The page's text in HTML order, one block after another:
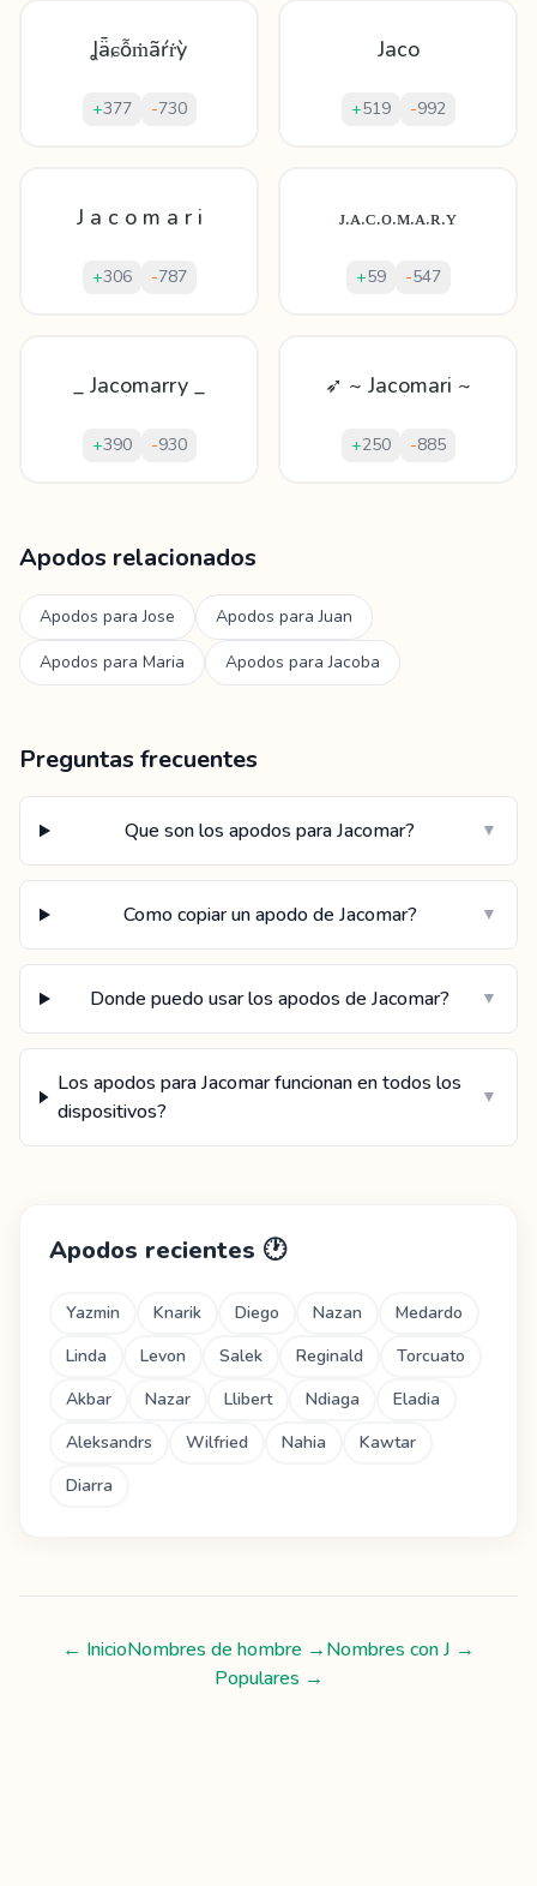
Ʝǟɕỗṁãŕṙỳ
+377 -730
Jaco
+519 -992
J a c o m a r i
+306 -787
ᴊ.ᴀ.ᴄ.ᴏ.ᴍ.ᴀ.ʀ.ʏ
+59 -547
_ Jacomarry _
+390 -930
➶ ~ Jacomari ~
+250 -885
Apodos relacionados
Apodos paraJose Apodos paraJuan
Apodos para Maria Apodos paraJacoba
Preguntas frecuentes
Que son los apodos para Jacomar? ▼
Como copiar un apodo de Jacomar? ▼
Donde puedo usar los apodos de Jacomar? ▼
Los apodos para Jacomar funcionan en todos los
dispositivos?
▼
Apodos recientes 🕐
Yazmin Knarik Diego Nazan
Medardo
Linda
Levon Salek Reginald
Torcuato
Akbar
Nazar Llibert Ndiaga
Eladia
Aleksandrs
Wilfried Nahia
Kawtar
Diarra
← InicioNombres de hombre →Nombres conJ →
Populares →